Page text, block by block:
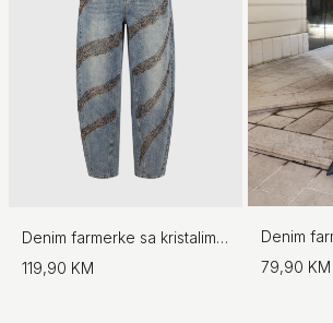
Denim farmerke sa kristalima - No.97
119,90 KM
79,90 KM